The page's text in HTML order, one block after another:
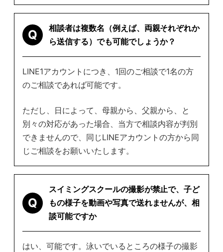
Q
相談者は複数名（例えば、両親それぞれか
ら送信する）でも可能でしょうか？
LINE1アカウントにつき、1回のご相談で1名の方
のご相談であれば可能です。
ただし、日によって、母親から、父親から、と
別々の対応があった場合、当方で相談内容が判別
できませんので、同じLINEアカウントの方から同
じご相談をお願いいたします。
Q
スイミングスクールの撮影が禁止で、子ど
もの様子を動画や写真で送れませんが、相
談可能ですか
はい、可能です。泳いでいるところの様子の撮影